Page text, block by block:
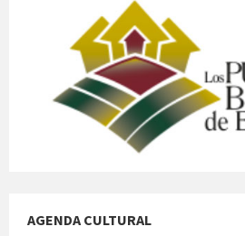
AGENDA CULTURAL